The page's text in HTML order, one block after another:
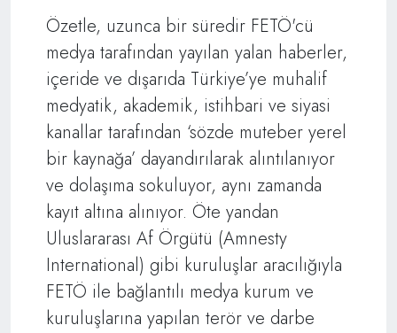
Özetle, uzunca bir süredir FETÖ'cü
medya tarafından yayılan yalan haberler,
içeride ve dışarıda Türkiye’ye muhalif
medyatik, akademik, istihbari ve siyasi
kanallar tarafından ‘sözde muteber yerel
bir kaynağa’ dayandırılarak alıntılanıyor
ve dolaşıma sokuluyor, aynı zamanda
kayıt altına alınıyor. Öte yandan
Uluslararası Af Örgütü (Amnesty
International) gibi kuruluşlar aracılığıyla
FETÖ ile bağlantılı medya kurum ve
kuruluşlarına yapılan terör ve darbe